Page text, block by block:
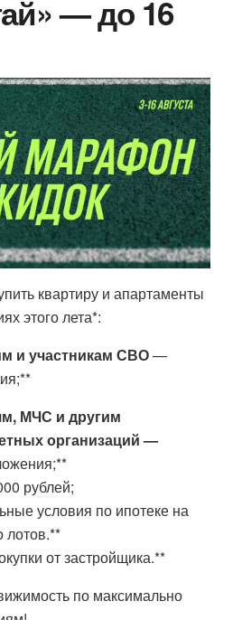
— до 16
квартиру и апартаменты
этого лета*:
и участникам СВО—
МЧС и другим
организаций—
рублей;
условия по ипотеке на
лотов.**
от застройщика.**
по максимально